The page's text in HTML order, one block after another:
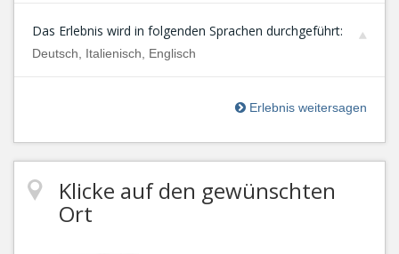
Das Erlebnis wird in folgenden Sprachen durchgeführt:
Deutsch, Italienisch, Englisch
Erlebnis weitersagen
Klicke auf den gewünschten
Ort